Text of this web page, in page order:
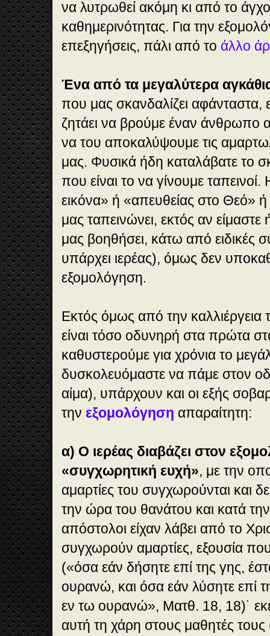
να λυτρωθεί ακόμη κι από το
καθημερινότητας. Για την
επεξηγήσεις, πάλι από το άλλο
Ένα από τα μεγαλύτερα
που μας σκανδαλίζει αφάνταστα,
ζητάει να βρούμε έναν άνθρωπο
να του αποκαλύψουμε τις
μας. Φυσικά ήδη καταλάβατε το
που είναι το να γίνουμε
εικόνα» ή «απευθείας στο Θεό»
μας ταπεινώνει, εκτός αν
μας βοηθήσει, κάτω από ειδικές
υπάρχει ιερέας), όμως δεν
εξομολόγηση.
Εκτός όμως από την
είναι τόσο οδυνηρή στα πρώτα
καθυστερούμε για χρόνια το
δυσκολευόμαστε να πάμε στον
αίμα), υπάρχουν και οι εξής
την εξομολόγηση απαραίτητη:
α) Ο ιερέας διαβάζει στον
«συγχωρητική ευχή», με την
αμαρτίες του συγχωρούνται και
την ώρα του θανάτου και κατά
απόστολοι είχαν λάβει από το
συγχωρούν αμαρτίες, εξουσία
(«όσα εάν δήσητε επί της γης,
ουρανώ, και όσα εάν λύσητε επί
εν τω ουρανώ», Ματθ. 18, 18)˙
αυτή τη χάρη στους μαθητές